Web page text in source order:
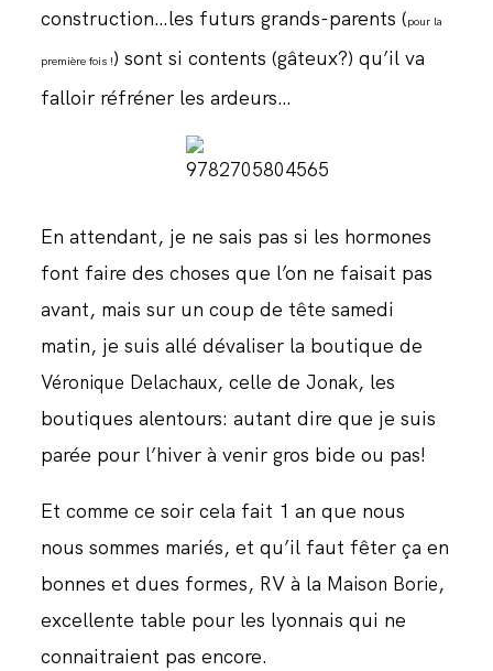
JOURNAL
construction…les futurs grands-parents (pour la
première fois !) sont si contents (gâteux?) qu’il va
falloir réfréner les ardeurs…
En attendant, je ne sais pas si les hormones
font faire des choses que l’on ne faisait pas
avant, mais sur un coup de tête samedi
matin, je suis allé dévaliser la boutique de
Véronique Delachaux, celle deJonak, les
boutiques alentours: autant dire que je suis
parée pour l’hiver à venir gros bide ou pas!
Et comme ce soir cela fait 1 an que nous
nous sommes mariés, et qu’il faut fêter ça en
bonnes et dues formes, RV à la Maison Borie,
excellente table pour les lyonnais qui ne
connaitraient pas encore.